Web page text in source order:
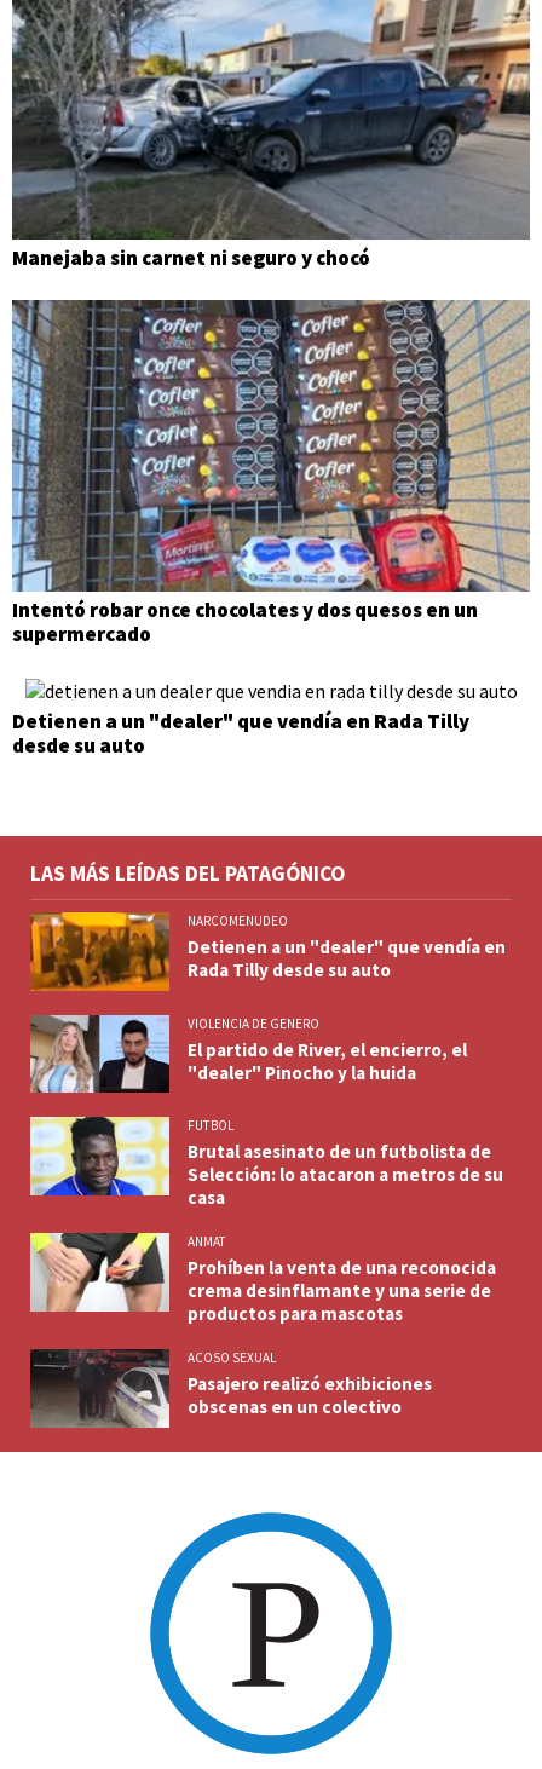
Manejaba sin carnet ni seguro y chocó
Intentó robar once chocolates y dos quesos en un
supermercado
Detienen a un "dealer" que vendía en Rada Tilly
desde su auto
LAS MÁS LEÍDAS DEL PATAGÓNICO
NARCOMENUDEO
Detienen a un "dealer" que vendía en
Rada Tilly desde su auto
VIOLENCIA DE GENERO
El partido de River, el encierro, el
"dealer" Pinocho y la huida
FUTBOL
Brutal asesinato de un futbolista de
Selección: lo atacaron a metros de su
casa
ANMAT
Prohíben la venta de una reconocida
crema desinflamante y una serie de
productos para mascotas
ACOSO SEXUAL
Pasajero realizó exhibiciones
obscenas en un colectivo